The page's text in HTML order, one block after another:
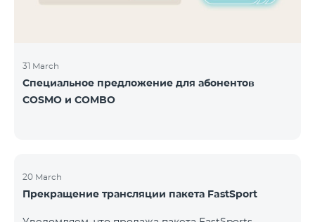
31 March
Специальное предложение для абонентов
COSMO и COMBO
20 March
Прекращение трансляции пакета FastSport